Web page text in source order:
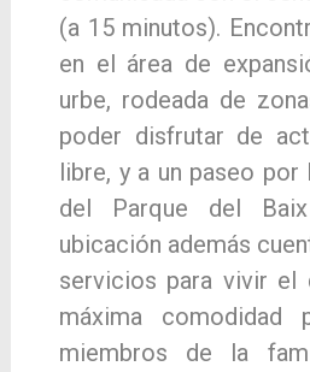
(a 15 minutos).
en el área de
urbe, rodeada de
poder disfrutar de
libre, y a un paseo por
del Parque del
ubicación además
servicios para vivir el
máxima comodidad
miembros de la